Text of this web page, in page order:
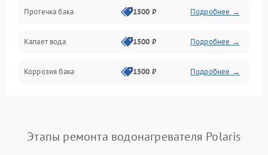
Механика
Протечка бака 1500 ₽ Подробнее →
Капает вода 1500 ₽ Подробнее →
Коррозия бака 1500 ₽ Подробнее →
Этапы ремонта водонагревателя Polaris